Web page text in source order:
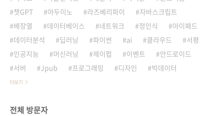
챗GPT
아두이노 라즈베리파이
자바스크립트
배장열
데이터베이스 네트워크 정인식
아이패드
데이터분석
딥러닝 파이썬 ai 클라우드
서평
인공지능
머신러닝 제이펍 이벤트
안드로이드
서버
Jpub 프로그래밍 디자인 빅데이터
더보기
전체 방문자